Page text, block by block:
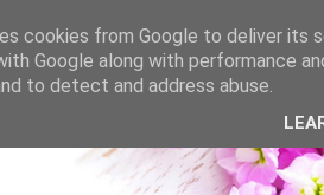
KOOPERATION TORTEN / KUCHEN /
cookies from Google to deliver its
Google along with performance
to detect and address abuse.